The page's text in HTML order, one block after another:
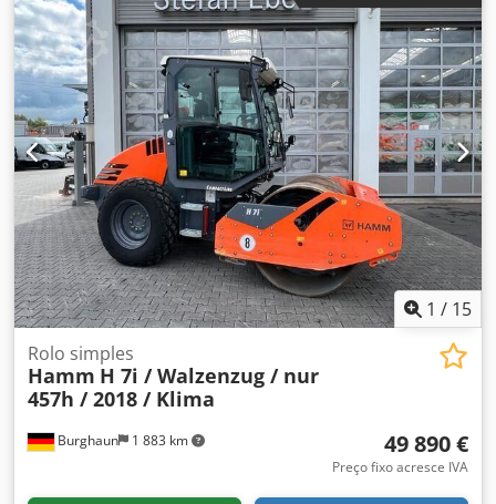
reservados. Suporte via WhatsApp disponível! Em caso de
dúvidas sobre o veículo ou para mais informações, envie-
nos uma mensagem no WhatsApp WhatsApp Alemão,
Inglês -- WhatsApp Alemão, Inglês, Árabe
1 / 15
Burghaun 1 883 km
Rolo simples
Hamm H 7i / Walzenzug / nur
457h / 2018 / Klima
49 890 €
Preço fixo acresce IVA